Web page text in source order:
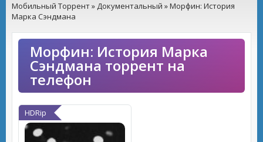
Мобильный Торрент» Документальный » Морфин: История
Марка Сэндмана
Морфин: История Марка
Сэндмана торрент на
телефон
HDRip